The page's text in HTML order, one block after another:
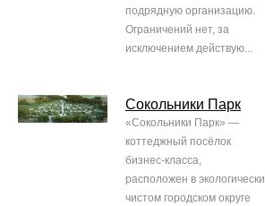
подрядную организацию.
Ограничений нет, за
исключением действую...
Сокольники Парк
«Сокольники Парк» —
коттеджный посёлок
бизнес-класса,
расположен в экологически
чистом городском округе